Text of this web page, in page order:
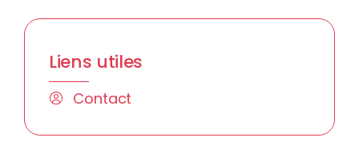
Liens utiles
Contact